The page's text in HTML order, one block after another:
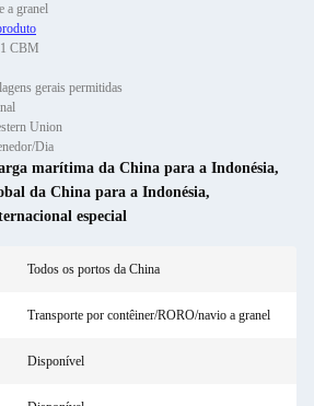
a granel
CBM
gerais permitidas
Union
Dia
marítima da China para a Indonésia,
da China para a Indonésia,
especial
Todos os portos da China
Transporte por contêiner/RORO/navio a granel
Disponível